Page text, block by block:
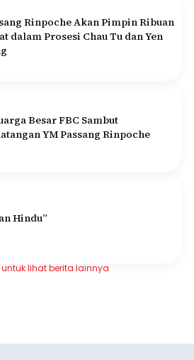
Rinpoche Akan Pimpin Ribuan
dalam Prosesi Chau Tu dan Yen
Besar FBC Sambut
YM Passang Rinpoche
Hindu”
untuk lihat berita lainnya